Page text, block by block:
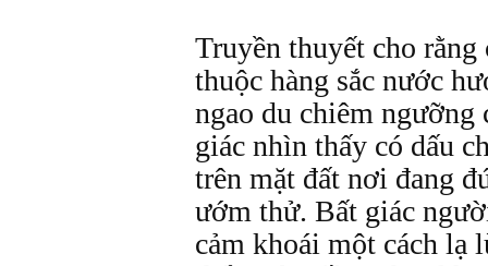
Truyền thuyết cho
thuộc hàng sắc nước
ngao du chiêm ngưỡng
giác nhìn thấy có dấu
trên mặt đất nơi đang
ướm thử. Bất giác
cảm khoái một cách lạ